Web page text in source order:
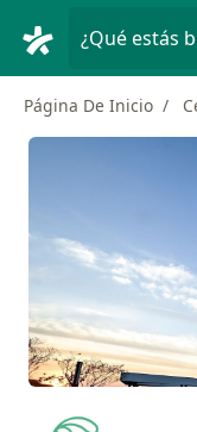
¿Qué estás
Página De Inicio